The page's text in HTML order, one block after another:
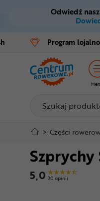
Menu
Informacje
Do
Odwiedź
Program
Rowery
E-bike
Części
Akcesoria
Odzież
Kaski
Buty
> Części
Szprychy
5,0 20 opinii